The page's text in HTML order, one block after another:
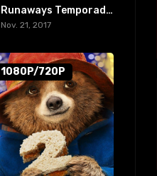
Runaways Temporada 1
Nov. 21, 2017
1080P/720P